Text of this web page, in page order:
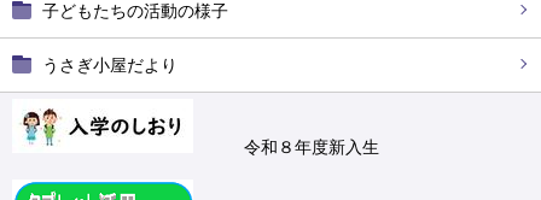
子どもたちの活動の様子
うさぎ小屋だより
令和８年度新入生